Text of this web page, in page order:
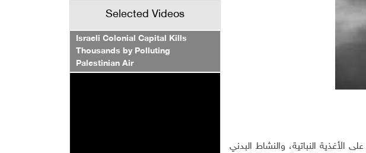
النباتية، والنشاط البدني
Selected Videos
Israeli Colonial Capital Kills
Thousands by Polluting
Palestinian Air